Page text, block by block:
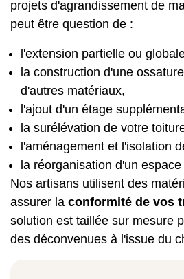
projets d'agrandissement de
peut être question de :
l'extension partielle ou
la construction d'une
d'autres matériaux,
l'ajout d'un étage
la surélévation de votre
l'aménagement et l'isolation
la réorganisation d'un
Nos artisans utilisent des
assurer la conformité de vos
solution est taillée sur mesure
des déconvenues à l'issue du